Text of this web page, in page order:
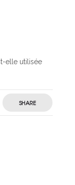
elle utilisée
SHARE